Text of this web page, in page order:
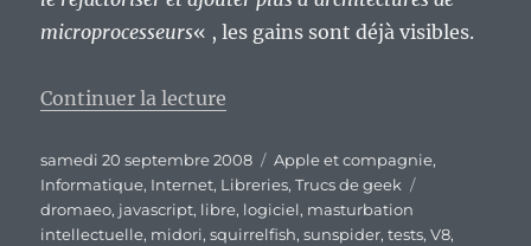
microprocesseurs« , les gains sont déjà visibles.
Continuer la lecture
Publié
le
samedi 20 septembre 2008 Catégories
Apple et compagnie,
Informatique, Internet, Libreries,Trucs de geek
dromaeo, javascript, libre, logiciel, masturbation
intellectuelle, midori,squirrelfish,sunspider,tests,V8,